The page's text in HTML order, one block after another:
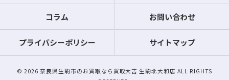
コラム お問い合わせ
プライバシーポリシー サイトマップ
© 2026 奈良県生駒市のお買取なら買取大吉 生駒北大和店 ALL RIGHTS